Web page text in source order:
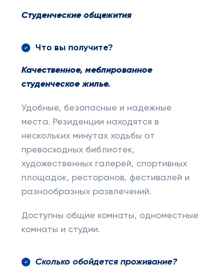
Студенческие общежития
Что вы получите?
Качественное, меблированное
студенческое жилье.
Удобные, безопасные и надежные
места. Резиденции находятся в
нескольких минутах ходьбы от
превосходных библиотек,
художественных галерей, спортивных
площадок, ресторанов, фестивалей и
разнообразных развлечений.
Доступны общие комнаты, одноместные
комнаты и студии.
Сколько обойдется проживание?